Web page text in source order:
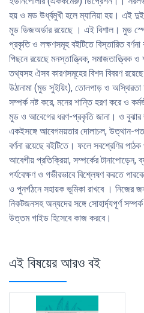
হয় ও মড উর্ধ্বমুখী হলে ম্যানিয়া হয়। এই
মুড ডিজঅর্ডার রয়েছে । এই বিশাল। মুড
প্রকৃতি ও লক্ষণসমূহ বইটিতে বিস্তারিত
পিছনে রয়েছে মনস্তাত্ত্বিক, সমাজতাত্ত্বিক
তথ্যসহ ঐসব কারণসমূহের বিশদ বিবরণ
উঠানামা (মুড সুইয়িং), তােলপাড় ও অস্থিরতা
সম্পর্ক নষ্ট করে, মনের শান্তি হরণ করে ও
মুড ও আবেগের ধরণ-প্রকৃতি জানা। ও
একইসঙ্গে আবেগময়তার দোলাচল, উত্থান-
বর্ণনা রয়েছে বইটিতে। ফলে সবশ্রেণির
আবেগীয় প্রতিক্রিয়া, সম্পর্কের টানাপােড়েন,
পর্যবেক্ষণ ও গভীরভাবে বিশ্লেষণ করতে
ও পুনর্গঠনে সহায়ক ভূমিকা রাখবে ।
নিকটজনসহ অন্যদের সঙ্গে সােহার্দ্যপূর্ণ
উত্তম গাইড হিসেবে কাজ করবে।
এই বিষয়ের আরও বই